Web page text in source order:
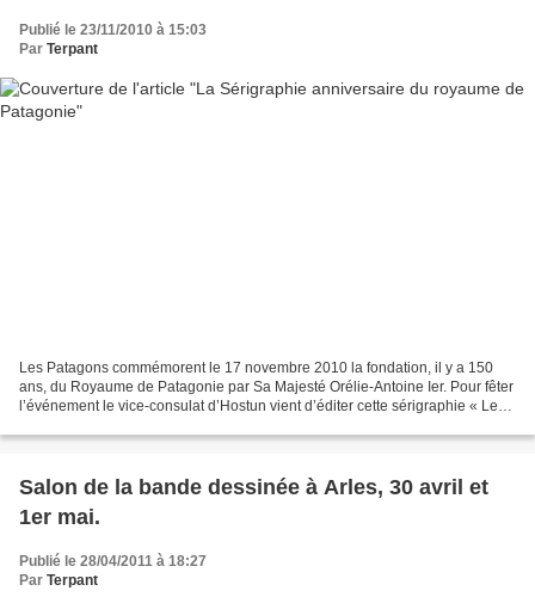
Publié le 23/11/2010 à 15:03
Par Terpant
Les Patagons commémorent le 17 novembre 2010 la fondation, il y a 150
ans, du Royaume de Patagonie par Sa Majesté Orélie-Antoine Ier. Pour fêter
l’événement le vice-consulat d’Hostun vient d’éditer cette sérigraphie « Le
Salon de la bande dessinée à Arles, 30 avril et
1er mai.
Publié le 28/04/2011 à 18:27
Par Terpant